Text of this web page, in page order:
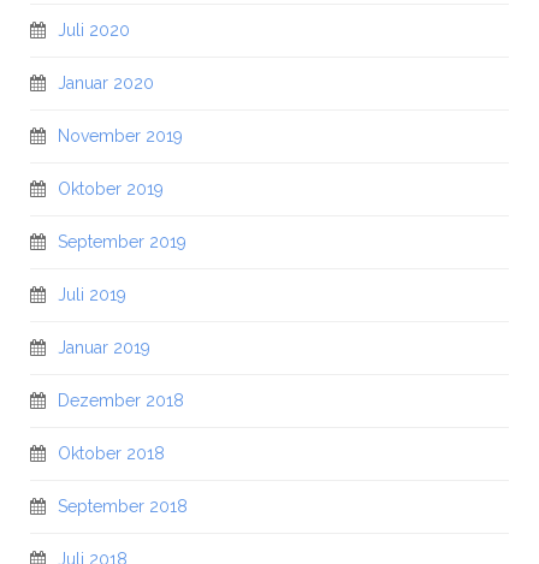
Juli 2020
Januar 2020
November 2019
Oktober 2019
September 2019
Juli 2019
Januar 2019
Dezember 2018
Oktober 2018
September 2018
Juli 2018